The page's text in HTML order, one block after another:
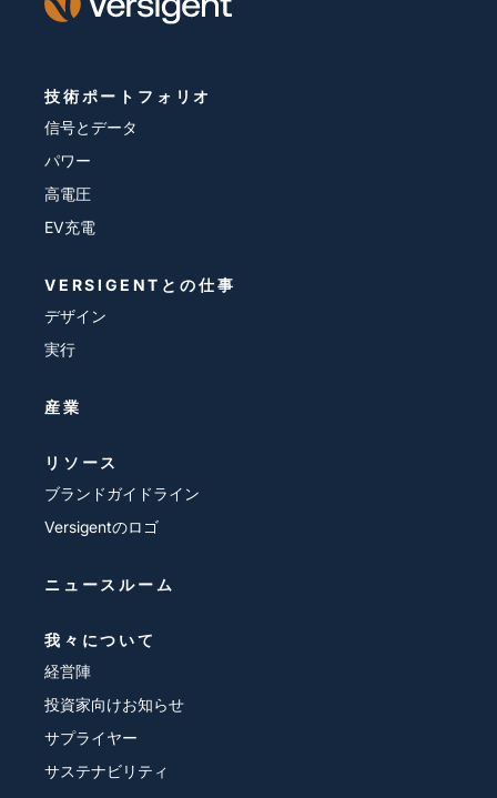
技術ポートフォリオ
信号とデータ
パワー
高電圧
EV充電
VERSIGENTとの仕事
デザイン
実行
産業
リソース
ブランドガイドライン
Versigentのロゴ
ニュースルーム
我々について
経営陣
投資家向けお知らせ
サプライヤー
サステナビリティ